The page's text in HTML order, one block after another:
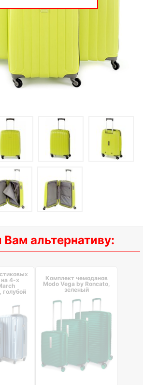
альтернативу:
4-х
голубой
Комплект чемоданов
Modo Vega by Roncato,
зеленый